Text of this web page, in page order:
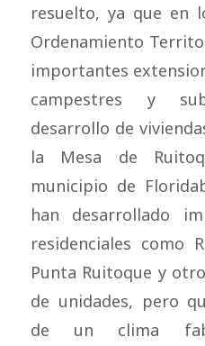
resuelto, ya que en
Ordenamiento
importantes
campestres y
desarrollo de
la Mesa de
municipio de
han desarrollado
residenciales como
Punta Ruitoque y
de unidades, pero
de un clima